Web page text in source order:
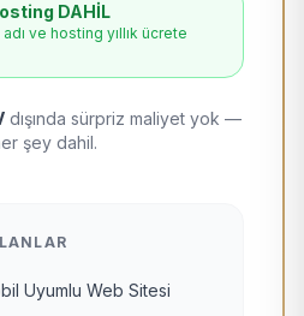
DAHİL
ve hosting yıllık ücrete
dışında sürpriz maliyet yok —
şey dahil.
Uyumlu Web Sitesi